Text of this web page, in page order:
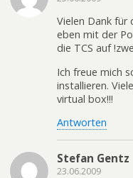
Vielen Dank für
eben mit der
die TCS auf
Ich freue mich
installieren.
virtual box!!!
Antworten
Stefan Gentz
23.06.2009